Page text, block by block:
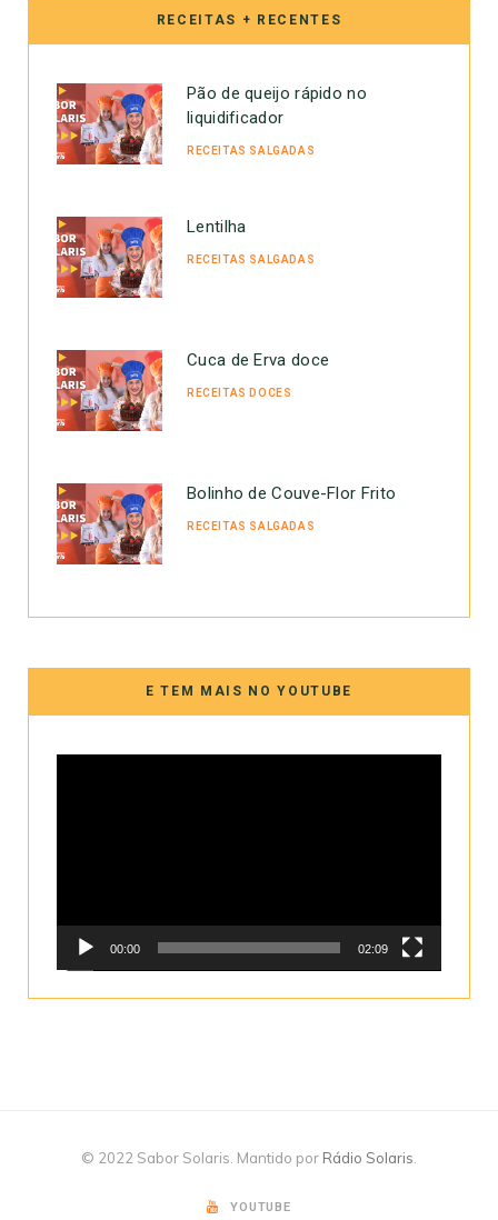
RECEITAS + RECENTES
Pão de queijo rápido no
liquidificador
RECEITAS SALGADAS
Lentilha
RECEITAS SALGADAS
Cuca de Erva doce
RECEITAS DOCES
Bolinho de Couve-Flor Frito
RECEITAS SALGADAS
E TEM MAIS NO YOUTUBE
00:00 02:09
© 2022 Sabor Solaris. Mantido por Rádio Solaris.
YOUTUBE